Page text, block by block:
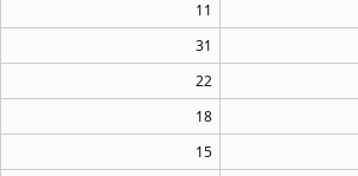
11
31
22
18
15